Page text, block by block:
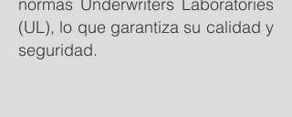
(UL), lo que garantiza su calidad y
seguridad.